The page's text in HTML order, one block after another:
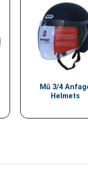
Mũ 3/4
Helmets